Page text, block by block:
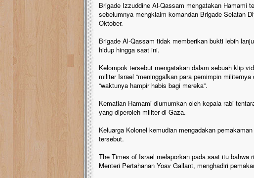
Brigade Izzuddine Al-Qassam mengatakan Hamami
sebelumnya mengklaim komandan Brigade Selatan
Oktober.
Brigade Al-Qassam tidak memberikan bukti lebih
hidup hingga saat ini.
Kelompok tersebut mengatakan dalam sebuah klip
militer Israel “meninggalkan para pemimpin
“waktunya hampir habis bagi mereka”.
Kematian Hamami diumumkan oleh kepala rabi
yang diperoleh militer di Gaza.
Keluarga Kolonel kemudian mengadakan
tersebut.
The Times of Israel melaporkan pada saat itu bahwa
Menteri Pertahanan Yoav Gallant, menghadiri